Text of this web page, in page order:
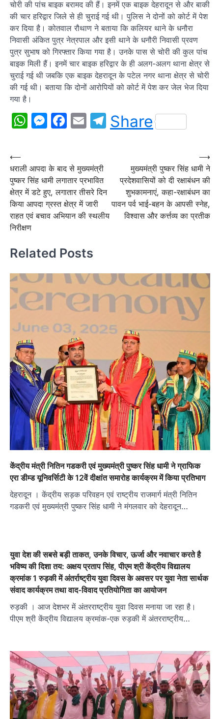
चोरी की पांच बाइक बरामद की हैं। इनमें एक बाइक देहरादून से और बाकी
की चार हरिद्वार जिले से ही चुराई गई थी। पुलिस ने दोनों को कोर्ट में पेश
कर दिया है। कोतवाल रौथाण ने बताया कि कलियर थाने के धनौरा
निवासी अंकित पुत्र नेत्रपाल और इसी थाने के धनौरी निवासी प्रवण
पुत्र सुभाष को गिरफ्तार किया गया है। उनके पास से चोरी की कुल पांच
बाइक मिली हैं। इनमें चार बाइक हरिद्वार के ही अलग-अलग थाना क्षेत्र से
चुराई गई थी जबकि एक बाइक देहरादून के पटेल नगर थाना क्षेत्र से चोरी
की गई थी। बताया कि दोनों आरोपियों को कोर्ट में पेश कर जेल भेज दिया
गया है।
WhatsApp
Messenger
Facebook
EmailTelegram
Share
Post
navigation
⟵
धराली आपदा के बाद से मुख्यमंत्री
पुष्कर सिंह धामी लगातार प्रभावित
क्षेत्र में डटे हुए, लगातार तीसरे दिन
किया आपदा ग्रस्त क्षेत्र में जारी
राहत एवं बचाव अभियान की स्थलीय
निरीक्षण
मुख्यमंत्री पुष्कर सिंह धामी ने
प्रदेशवासियों को दी रक्षाबंधन की
शुभकामनाएं, कहा-रक्षाबंधन का
पावन पर्व भाई-बहन के आपसी स्नेह,
विश्वास और कर्त्तव्य का प्रतीक
⟶
Related Posts
केंद्रीय मंत्री नितिन गडकरी एवं मुख्यमंत्री पुष्कर सिंह धामी ने ग्राफिक
एरा डीम्ड यूनिवर्सिटी के 12वें दीक्षांत समारोह कार्यक्रम में किया प्रतिभाग
देहरादून । केंद्रीय सड़क परिवहन एवं राष्ट्रीय राजमार्ग मंत्री नितिन
गडकरी एवं मुख्यमंत्री पुष्कर सिंह धामी ने मंगलवार को देहरादून…
युवा देश की सबसे बड़ी ताकत, उनके विचार, ऊर्जा और नवाचार करते है
भविष्य की दिशा तय: अक्षय प्रताप सिंह, पीएम श्री केंद्रीय वि‌द्यालय
क्रमांक 1 रुड़की में अंतर्राष्ट्रीय युवा दिवस के अवसर पर युवा नेता सार्थक
संवाद कार्यक्रम तथा वाद-विवाद प्रतियोगिता का आयोजन
रुड़की । आज देशभर में अंतरराष्ट्रीय युवा दिवस मनाया जा रहा है।
पीएम श्री केंद्रीय विद्यालय क्रमांक-एक रुड़की में अंतरराष्ट्रीय…